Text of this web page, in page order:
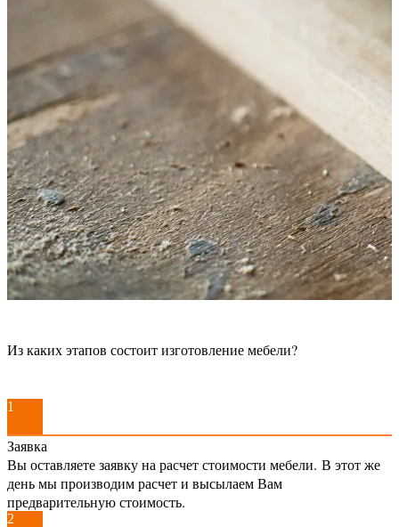
Из каких этапов состоит изготовление мебели?
1
Заявка
Вы оставляете заявку на расчет стоимости мебели. В этот же
день мы производим расчет и высылаем Вам
предварительную стоимость.
2